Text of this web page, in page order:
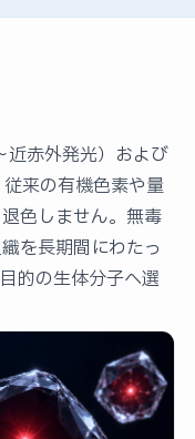
近赤外発光）および
来の有機色素や量
色しません。無毒
を長期間にわたっ
的の生体分子へ選